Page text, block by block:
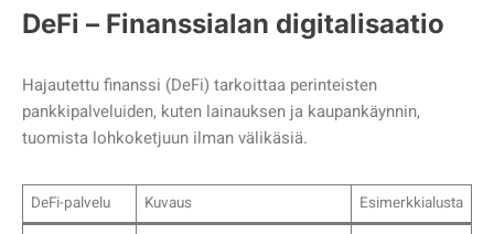
DeFi – Finanssialan digitalisaatio
Hajautettu finanssi (DeFi) tarkoittaa perinteisten
pankkipalveluiden, kuten lainauksen ja kaupankäynnin,
tuomista lohkoketjuun ilman välikäsiä.
DeFi-palvelu Kuvaus
Esimerkkialusta